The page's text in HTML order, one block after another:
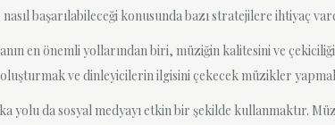
başarılabileceği konusunda bazı stratejilere ihtiyaç
en önemli yollarından biri, müziğin kalitesini ve
ve dinleyicilerin ilgisini çekecek müzikler
yolu da sosyal medyayı etkin bir şekilde kullanmaktır.